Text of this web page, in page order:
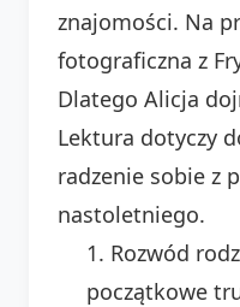
znajomości. Na
fotograficzna z
Dlatego Alicja
Lektura dotyczy
radzenie sobie z
nastoletniego.
Rozwód
początkowe